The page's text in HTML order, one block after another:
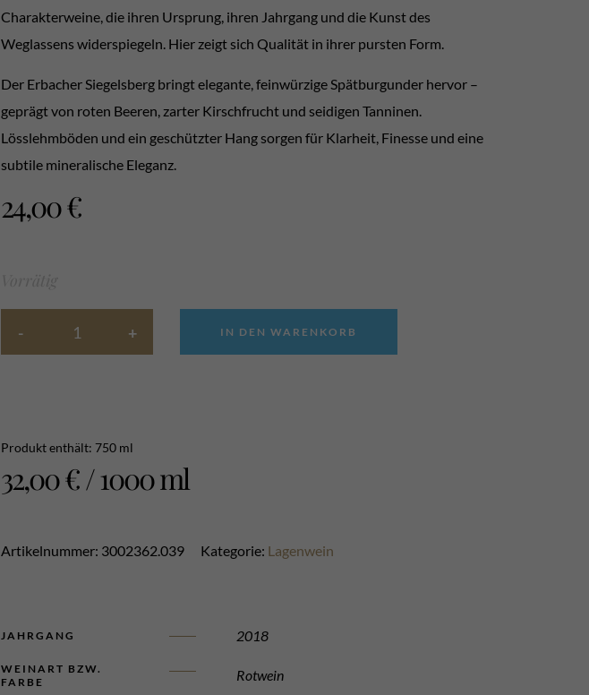
Charakterweine, die ihren Ursprung, ihren Jahrgang und die Kunst des
Weglassens widerspiegeln. Hier zeigt sich Qualität in ihrer pursten Form.
Der Erbacher Siegelsberg bringt elegante, feinwürzige Spätburgunder hervor –
geprägt von roten Beeren, zarter Kirschfrucht und seidigen Tanninen.
Lösslehmböden und ein geschützter Hang sorgen für Klarheit, Finesse und eine
subtile mineralische Eleganz.
24,00€
IN DEN WARENKORB
Produkt enthält: 750 ml
32,00€/1000ml
Artikelnummer: 3002362.039 Kategorie: Lagenwein
JAHRGANG 2018
WEINART BZW.
FARBE
Rotwein